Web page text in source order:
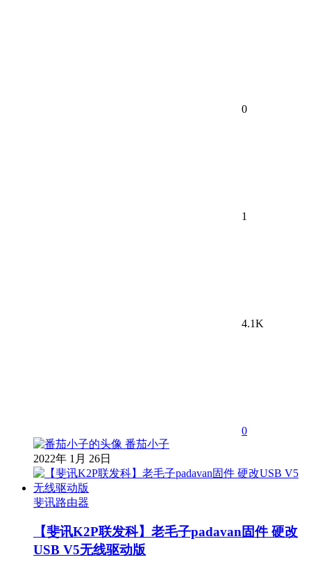
0
1
4.1K
0
番茄小子
2022年 1月 26日
斐讯路由器
【斐讯K2P联发科】老毛子padavan固件 硬改
USB V5无线驱动版